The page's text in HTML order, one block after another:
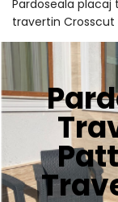
Pardoseala
travertin Crosscut